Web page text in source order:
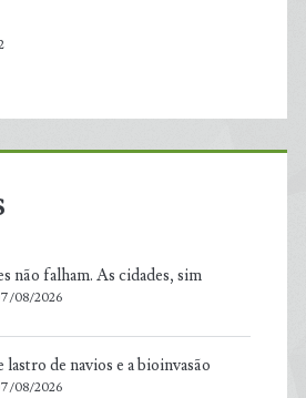
não falham. As cidades, sim
08/2026
lastro de navios e a bioinvasão
08/2026